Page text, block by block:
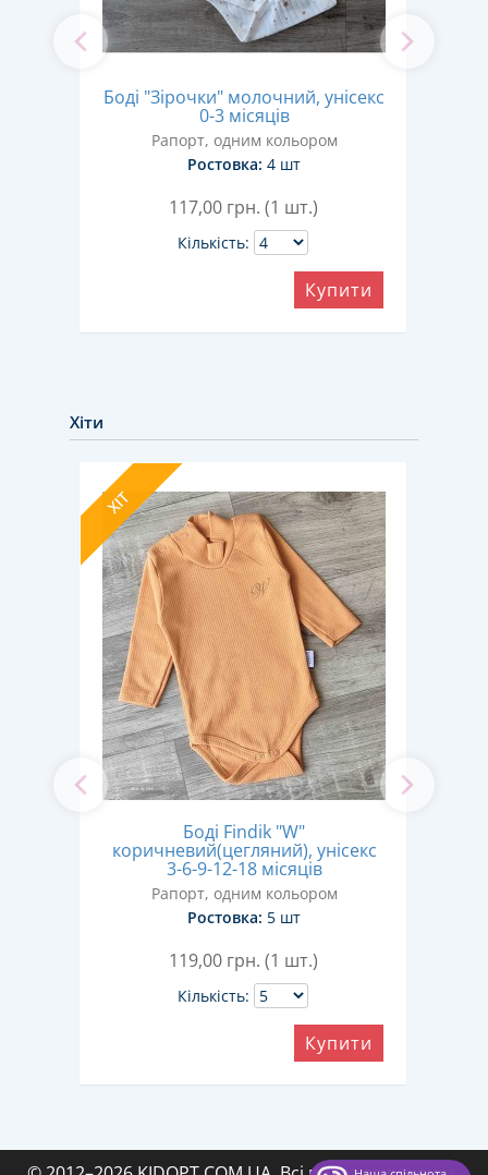
Боді "Зірочки" молочний, унісекс
0-3 місяців
Рапорт, одним кольором
Ростовка: 4 шт
117,00 грн. (1 шт.)
Кількість:
Купити
Хіти
ХІТ
Боді Findik "W"
коричневий(цегляний), унісекс
3-6-9-12-18 місяців
Рапорт, одним кольором
Ростовка: 5 шт
119,00 грн. (1 шт.)
Кількість:
Купити